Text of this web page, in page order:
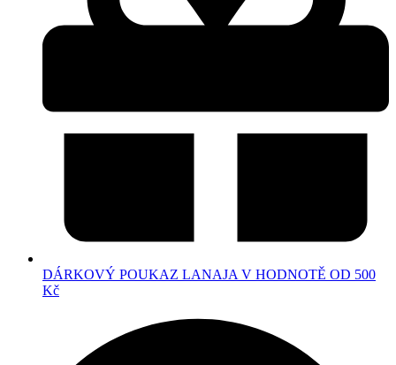
DÁRKOVÝ POUKAZ LANAJA V HODNOTĚ OD 500
Kč